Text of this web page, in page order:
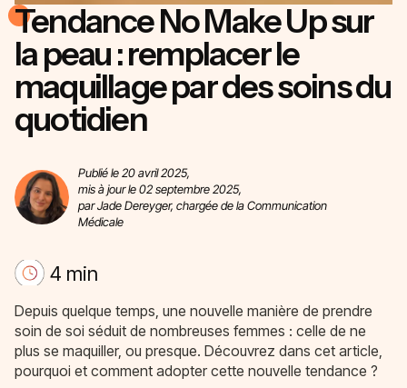
Tendance No Make Up sur
la peau : remplacer le
maquillage par des soins du
quotidien
Publié le 20 avril 2025,
mis à jour le 02 septembre 2025,
par Jade Dereyger, chargée de la Communication
Médicale
4 min
Depuis quelque temps, une nouvelle manière de prendre
soin de soi séduit de nombreuses femmes : celle de ne
plus se maquiller, ou presque. Découvrez dans cet article,
pourquoi et comment adopter cette nouvelle tendance ?